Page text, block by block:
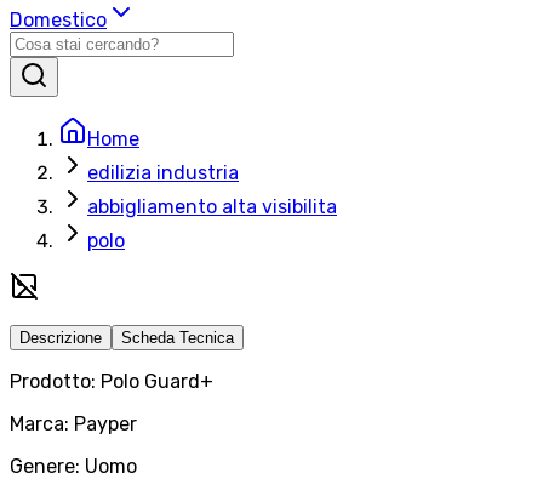
Domestico
Home
edilizia industria
abbigliamento alta visibilita
polo
Descrizione Scheda Tecnica
Prodotto: Polo Guard+
Marca: Payper
Genere: Uomo